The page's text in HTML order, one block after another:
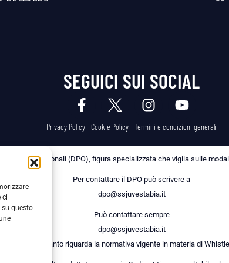
ci
questo
SEGUICI SUI SOCIAL
Privacy Policy Cookie Policy Termini e condizioni generali
dei Dati Personali (DPO), figura specializzata che vigila sulle
Per contattare il DPO può scrivere a
dpo@ssjuvestabia.it
Può contattare sempre
dpo@ssjuvestabia.it
anche per quanto riguarda la normativa vigente in materia di